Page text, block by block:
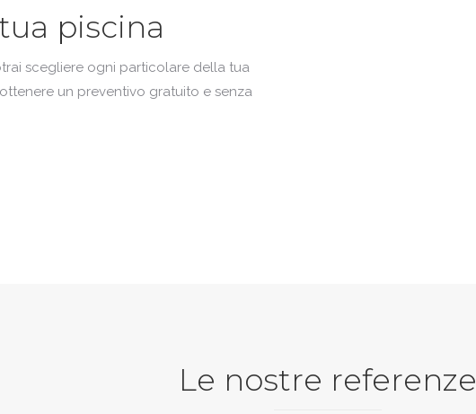
piscina
scegliere ogni particolare della tua
un preventivo gratuito e senza
Le nostre referenze